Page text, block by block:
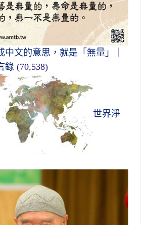
中文的意思，就是「無量」｜
錄 (70,538)
世界淨